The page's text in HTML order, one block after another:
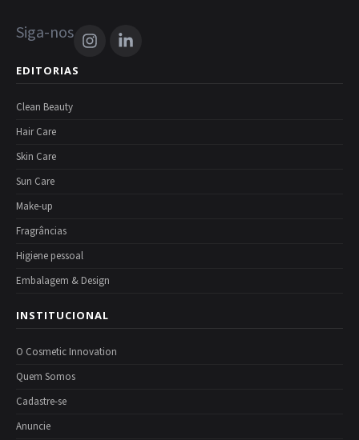
Siga-nos
EDITORIAS
Clean Beauty
Hair Care
Skin Care
Sun Care
Make-up
Fragrâncias
Higiene pessoal
Embalagem & Design
INSTITUCIONAL
O Cosmetic Innovation
Quem Somos
Cadastre-se
Anuncie